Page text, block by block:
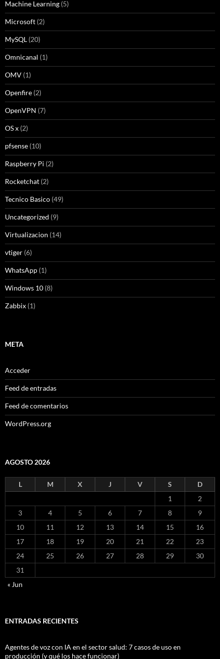
Machine Learning (5)
Microsoft (2)
MySQL (20)
Omnicanal (1)
OMV (1)
Openfire (2)
OpenVPN (7)
OS x (2)
pfsense (10)
Raspberry Pi (2)
Rocketchat (2)
Tecnico Basico (49)
Uncategorized (9)
Virtualizacion (14)
vtiger (6)
WhatsApp (1)
Windows 10 (8)
Zabbix (1)
META
Acceder
Feed de entradas
Feed de comentarios
WordPress.org
AGOSTO 2026
L M X J V S
D
1
2
3
4 5 6 7 8
9
10
11 12 13 14 15
16
17
18 19 20 21 22
23
24
25 26 27 28 29
30
31
« Jun
ENTRADAS RECIENTES
Agentes de voz con IA en el sector salud: 7 casos de uso en
producción (y qué los hace funcionar)